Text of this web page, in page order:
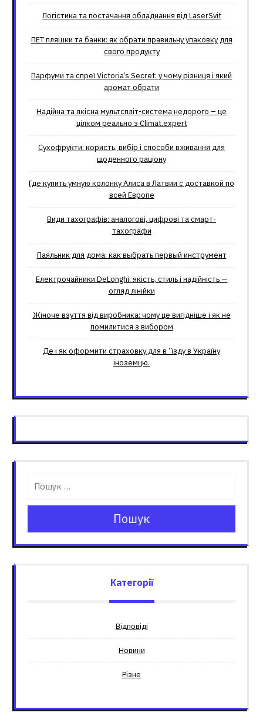
Логістика та постачання обладнання від LaserSvit
ПЕТ пляшки та банки: як обрати правильну упаковку для
свого продукту
Парфуми та спреї Victoria’s Secret: у чому різниця і який
аромат обрати
Надійна та якісна мультспліт-система недорого – це
цілком реально з Climat.еxpert
Сухофрукти: користь, вибір і способи вживання для
щоденного раціону
Где купить умную колонку Алиса в Латвии с доставкой по
всей Европе
Види тахографів: аналогові, цифрові та смарт-
тахографи
Паяльник для дома: как выбрать первый инструмент
Електрочайники DeLonghi: якість, стиль і надійність —
огляд лінійки
Жіноче взуття від виробника: чому це вигідніше і як не
помилитися з вибором
Де і як оформити страховку для вʼїзду в Україну
іноземцю.
Пошук
Категорії
Відповіді
Новини
Різне